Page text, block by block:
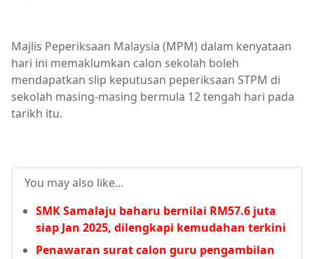
Majlis Peperiksaan Malaysia (MPM) dalam kenyataan
hari ini memaklumkan calon sekolah boleh
mendapatkan slip keputusan peperiksaan STPM di
sekolah masing-masing bermula 12 tengah hari pada
tarikh itu.
You may also like...
SMK Samalaju baharu bernilai RM57.6 juta
siap Jan 2025, dilengkapi kemudahan terkini
Penawaran surat calon guru pengambilan